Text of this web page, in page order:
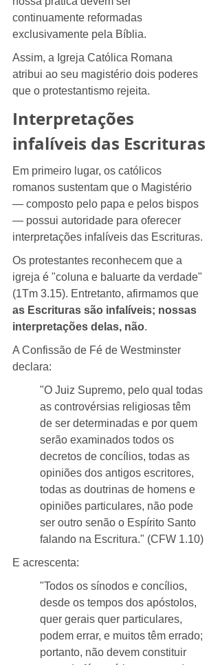
continuamente reformadas
exclusivamente pela Bíblia.
Assim, a Igreja Católica Romana
atribui ao seu magistério dois poderes
que o protestantismo rejeita.
Interpretações
infalíveis das Escrituras
Em primeiro lugar, os católicos
romanos sustentam que o Magistério
— composto pelo papa e pelos bispos
— possui autoridade para oferecer
interpretações infalíveis das Escrituras.
Os protestantes reconhecem que a
igreja é "coluna e baluarte da verdade"
(1Tm 3.15). Entretanto, afirmamos que
as Escrituras são infalíveis; nossas
interpretações delas, não.
A Confissão de Fé de Westminster
declara:
"O Juiz Supremo, pelo qual todas
as controvérsias religiosas têm
de ser determinadas e por quem
serão examinados todos os
decretos de concílios, todas as
opiniões dos antigos escritores,
todas as doutrinas de homens e
opiniões particulares, não pode
ser outro senão o Espírito Santo
falando na Escritura." (CFW 1.10)
E acrescenta:
"Todos os sínodos e concílios,
desde os tempos dos apóstolos,
quer gerais quer particulares,
podem errar, e muitos têm errado;
portanto, não devem constituir